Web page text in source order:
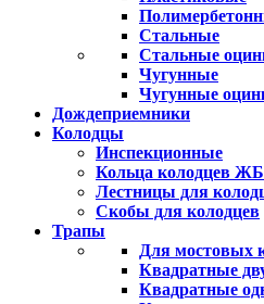
Стальные
Стальные
Чугунные
Чугунные
Дождеприемники
Колодцы
Инспекционные
Кольца колодцев
Лестницы для
Скобы для колодцев
Трапы
Для мостовых
Квадратные
Квадратные